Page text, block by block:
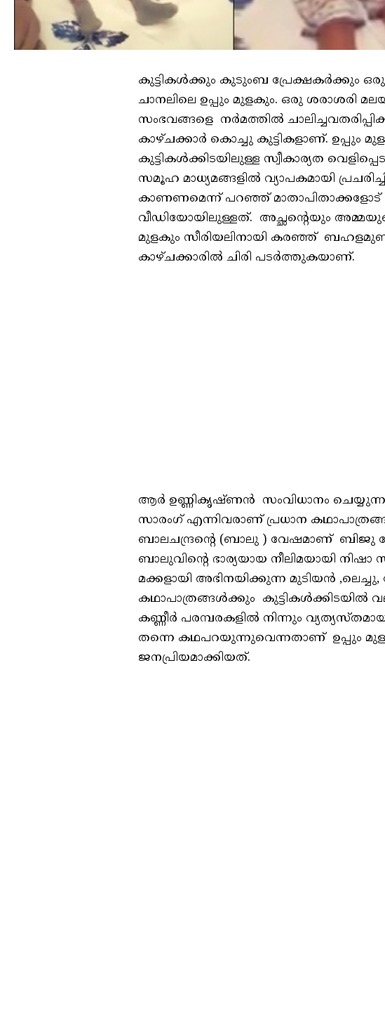
കുട്ടികൾക്കും കുടുംബ പ്രേക്ഷകർക്കും
ചാനലിലെ ഉപ്പും മുളകും. ഒരു ശരാശരി
സംഭവങ്ങളെ നർമത്തിൽ
കാഴ്ചക്കാർ കൊച്ചു കുട്ടികളാണ്. ഉപ്പും
കുട്ടികൾക്കിടയിലുള്ള സ്വീകാര്യത
സമൂഹ മാധ്യമങ്ങളിൽ വ്യാപകമായി
കാണണമെന്ന് പറഞ്ഞ് മാതാപിതാക്കളോട്
വീഡിയോയിലുള്ളത്. അച്ഛന്റെയും
മുളകും സീരിയലിനായി കരഞ്ഞ്
കാഴ്ചക്കാരിൽ ചിരി പടർത്തുകയാണ്.
ആർ ഉണ്ണികൃഷ്ണൻ സംവിധാനം
സാരംഗ് എന്നിവരാണ് പ്രധാന
ബാലചന്ദ്രന്റെ (ബാലു ) വേഷമാണ് ബിജു
ബാലുവിന്റെ ഭാര്യയായ നീലിമയായി
മക്കളായി അഭിനയിക്കുന്ന മുടിയൻ
കഥാപാത്രങ്ങൾക്കും കുട്ടികൾക്കിടയിൽ
കണ്ണീർ പരമ്പരകളിൽ നിന്നും
തന്നെ കഥപറയുന്നുവെന്നതാണ് ഉപ്പും
ജനപ്രിയമാക്കിയത്.